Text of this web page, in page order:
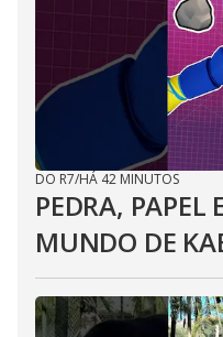
DO R7/HÁ 42 MINUTOS
PEDRA, PAPEL
MUNDO DE